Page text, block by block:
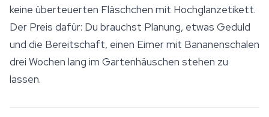
keine überteuerten Fläschchen mit Hochglanzetikett.
Der Preis dafür: Du brauchst Planung, etwas Geduld
und die Bereitschaft, einen Eimer mit Bananenschalen
drei Wochen lang im Gartenhäuschen stehen zu
lassen.